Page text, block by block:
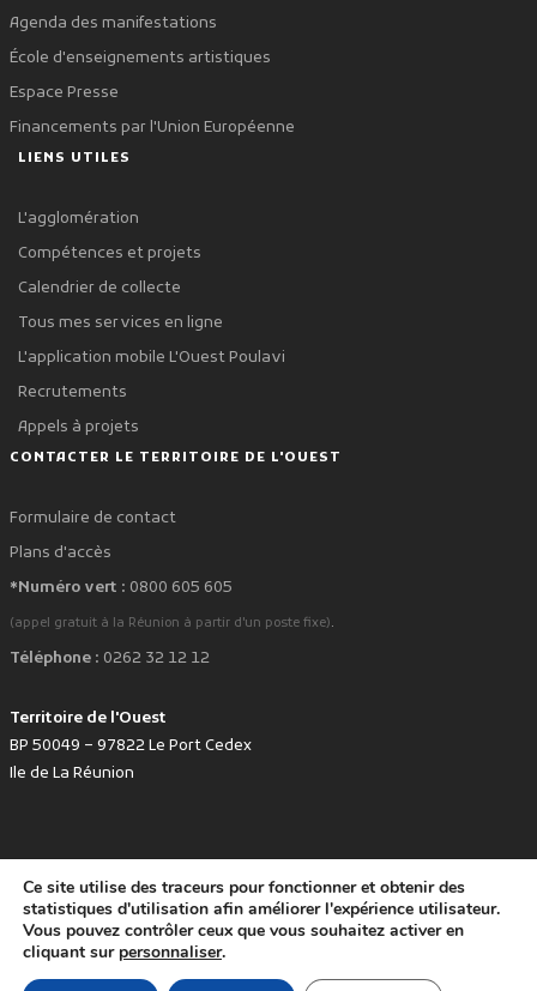
Agenda des manifestations
École d'enseignements artistiques
Espace Presse
Financements par l'Union Européenne
LIENS UTILES
L'agglomération
Compétences et projets
Calendrier de collecte
Tous mes services en ligne
L'application mobile L'Ouest Poulavi
Recrutements
Appels à projets
CONTACTER LE TERRITOIRE DE L'OUEST
Formulaire de contact
Plans d'accès
*Numéro vert : 0800 605 605
(appel gratuit à la Réunion à partir d'un poste fixe).
Téléphone : 0262 32 12 12
Territoire de l'Ouest
BP 50049 – 97822 Le Port Cedex
Ile de La Réunion
Développé avec favoritepar le Territoire de l'Ouest © www.tco.re -2026.
Politique de protection des données personnelles
Mentions légales
Accessibilité : non conforme
Ce site utilise des traceurs pour fonctionner et obtenir des
statistiques d'utilisation afin améliorer l'expérience utilisateur.
Vous pouvez contrôler ceux que vous souhaitez activer en
cliquant sur personnaliser.